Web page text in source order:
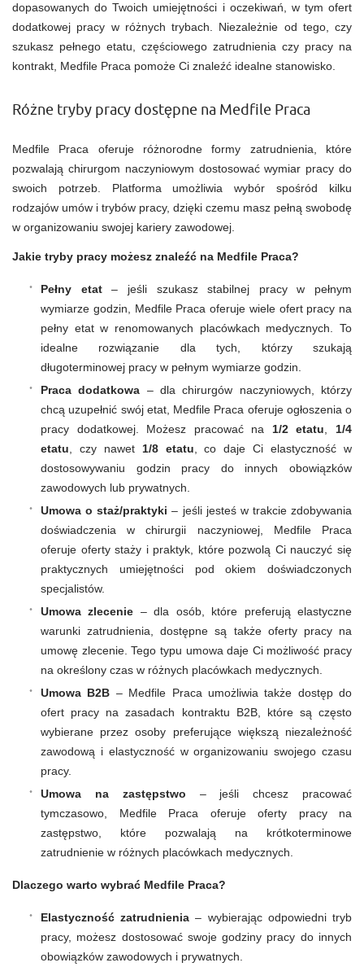
dopasowanych do Twoich umiejętności i oczekiwań, w tym ofert
dodatkowej pracy w różnych trybach. Niezależnie od tego, czy
szukasz pełnego etatu, częściowego zatrudnienia czy pracy na
kontrakt, Medfile Praca pomoże Ci znaleźć idealne stanowisko.
Różne tryby pracy dostępne na Medfile Praca
Medfile Praca oferuje różnorodne formy zatrudnienia, które
pozwalają chirurgom naczyniowym dostosować wymiar pracy do
swoich potrzeb. Platforma umożliwia wybór spośród kilku
rodzajów umów i trybów pracy, dzięki czemu masz pełną swobodę
w organizowaniu swojej kariery zawodowej.
Jakie tryby pracy możesz znaleźć na Medfile Praca?
Pełny etat– jeśli szukasz stabilnej pracy w pełnym
wymiarze godzin, Medfile Praca oferuje wiele ofert pracy na
pełny etat w renomowanych placówkach medycznych. To
idealne rozwiązanie dla tych, którzy szukają
długoterminowej pracy w pełnym wymiarze godzin.
Praca dodatkowa – dla chirurgów naczyniowych, którzy
chcą uzupełnić swój etat, Medfile Praca oferuje ogłoszenia o
pracy dodatkowej. Możesz pracować na 1/2 etatu
1/4
etatu , czy nawet 1/8 etatu , co daje Ci elastyczność w
dostosowywaniu godzin pracy do innych obowiązków
zawodowych lub prywatnych.
Umowa o staż/praktyki – jeśli jesteś w trakcie zdobywania
doświadczenia w chirurgii naczyniowej, Medfile Praca
oferuje oferty staży i praktyk, które pozwolą Ci nauczyć się
praktycznych umiejętności pod okiem doświadczonych
specjalistów.
Umowa zlecenie – dla osób, które preferują elastyczne
warunki zatrudnienia, dostępne są także oferty pracy na
umowę zlecenie. Tego typu umowa daje Ci możliwość pracy
na określony czas w różnych placówkach medycznych.
Umowa B2B – Medfile Praca umożliwia także dostęp do
ofert pracy na zasadach kontraktu B2B, które są często
wybierane przez osoby preferujące większą niezależność
zawodową i elastyczność w organizowaniu swojego czasu
pracy.
Umowa na zastępstwo – jeśli chcesz pracować
tymczasowo, Medfile Praca oferuje oferty pracy na
zastępstwo, które pozwalają na krótkoterminowe
zatrudnienie w różnych placówkach medycznych.
Dlaczego warto wybrać Medfile Praca?
Elastyczność zatrudnienia – wybierając odpowiedni tryb
pracy, możesz dostosować swoje godziny pracy do innych
obowiązków zawodowych i prywatnych.